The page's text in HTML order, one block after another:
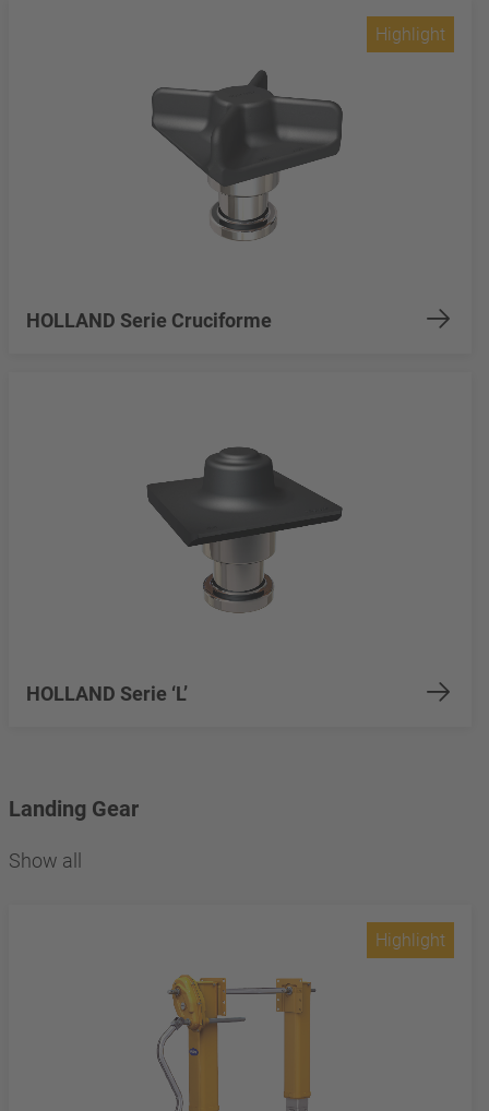
HOLLAND Serie Cruciforme
Highlight
HOLLAND Serie ‘L’
Landing Gear
Show all
Highlight